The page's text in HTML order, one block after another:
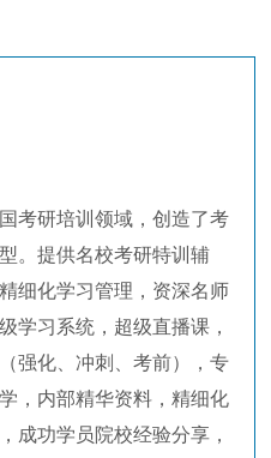
考研培训领域，创造了考
。提供名校考研特训辅
细化学习管理，资深名师
学习系统，超级直播课，
强化、冲刺、考前），专
，内部精华资料，精细化
成功学员院校经验分享，